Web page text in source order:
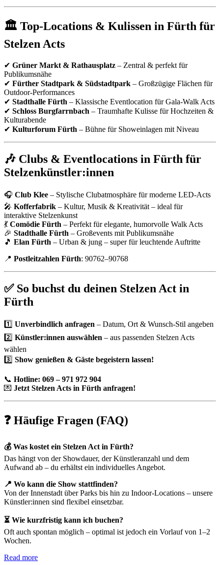
🏛 Top-Locations & Kulissen in Fürth für
Stelzen Acts
✔ Grüner Markt & Rathausplatz – Zentral & perfekt für
Publikumsnähe
✔ Fürther Stadtpark & Südstadtpark – Großzügige Flächen für
Outdoor-Performances
✔ Stadthalle Fürth – Klassische Eventlocation für Gala-Walk Acts
✔ Schloss Burgfarrnbach – Traumhafte Kulisse für Hochzeiten &
Kulturabende
✔ Kulturforum Fürth – Bühne für Showeinlagen mit Niveau
🎶 Clubs & Eventlocations in Fürth für
Stelzenkünstler:innen
🎧 Club Klee – Stylische Clubatmosphäre für moderne LED-Acts
🎤 Kofferfabrik – Kultur, Musik & Kreativität – ideal für
interaktive Stelzenkunst
💃 Comödie Fürth – Perfekt für elegante, humorvolle Walk Acts
🎉 Stadthalle Fürth – Großevents mit Publikumsnähe
🎵 Elan Fürth – Urban & jung – super für leuchtende Auftritte
📍 Postleitzahlen Fürth: 90762–90768
✅ So buchst du deinen Stelzen Act in
Fürth
1️⃣ Unverbindlich anfragen – Datum, Ort & Wunsch-Stil angeben
2️⃣ Künstler:innen auswählen – aus passenden Stelzen Acts
wählen
3️⃣ Show genießen & Gäste begeistern lassen!
📞 Hotline: 069 – 971 972 904
💌 Jetzt Stelzen Acts in Fürth anfragen!
❓ Häufige Fragen (FAQ)
💰 Was kostet ein Stelzen Act in Fürth?
Das hängt von der Showdauer, der Künstleranzahl und dem
Aufwand ab – du erhältst ein individuelles Angebot.
📍 Wo kann die Show stattfinden?
Von der Innenstadt über Parks bis hin zu Indoor-Locations – unsere
Künstler:innen sind flexibel einsetzbar.
⏳ Wie kurzfristig kann ich buchen?
Oft auch spontan möglich – optimal ist jedoch ein Vorlauf von 1–2
Wochen.
Read more